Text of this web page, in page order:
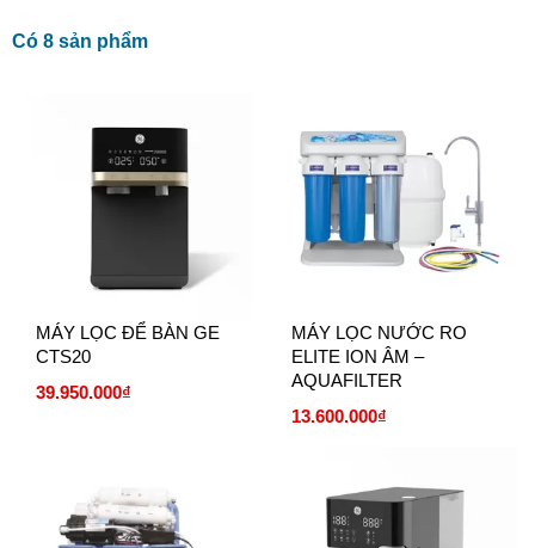
Có 8 sản phẩm
MÁY LỌC ĐỂ BÀN GE
CTS20
39.950.000₫
MÁY LỌC NƯỚC RO
ELITE ION ÂM –
AQUAFILTER
13.600.000₫